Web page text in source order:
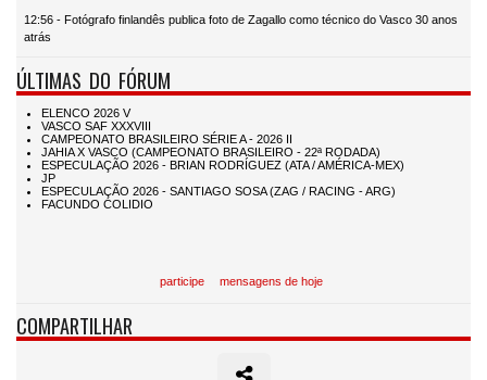
12:56 - Fotógrafo finlandês publica foto de Zagallo como técnico do Vasco 30 anos
atrás
ÚLTIMAS DO FÓRUM
participe mensagens de hoje
COMPARTILHAR